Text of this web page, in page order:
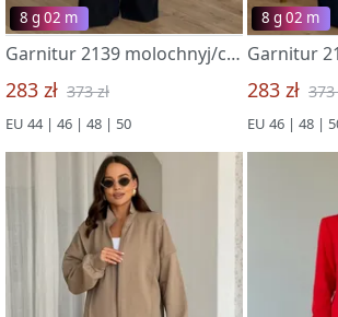
8 g 02 m
Garnitur 2139 molochnyj/chernyj
283 zł 373 zł
EU 44 | 46 | 48 | 50
8 g 02 m
Garnitur
283 zł 373
EU 46 | 48 |